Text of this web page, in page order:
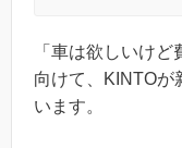
「車は欲しいけ
向けて、KINTOが
います。